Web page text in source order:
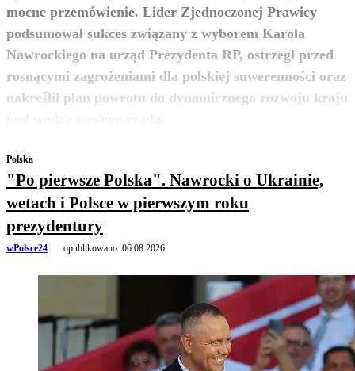
mocne przemówienie. Lider Zjednoczonej Prawicy
podsumował sukces związany z wyborem Karola
Nawrockiego na urząd Prezydenta RP, ostrzegł przed
rosnącymi zagrożeniami dla polskiej suwerenności oraz
nakreślił plan powrotu do dynamicznego rozwoju kraju
zobacz więcej
Polska
"Po pierwsze Polska". Nawrocki o Ukrainie,
wetach i Polsce w pierwszym roku
prezydentury
wPolsce24 opublikowano: 06.08.2026